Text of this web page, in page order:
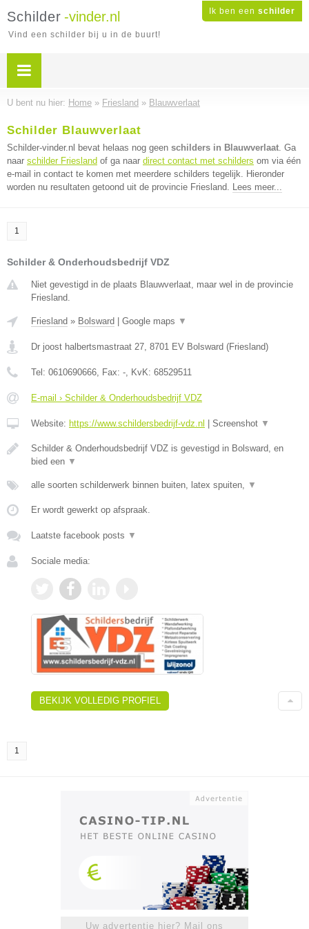
Ik ben een schilder
Schilder -vinder.nl
Vind een schilder bij u in de buurt!
U bent nu hier: Home » Friesland » Blauwverlaat
Schilder Blauwverlaat
Schilder-vinder.nl bevat helaas nog geen schilders in Blauwverlaat. Ga
naar schilder Friesland of ga naar direct contact met schilders om via één
e-mail in contact te komen met meerdere schilders tegelijk. Hieronder
worden nu resultaten getoond uit de provincie Friesland. Lees meer...
1
Schilder & Onderhoudsbedrijf VDZ
Niet gevestigd in de plaats Blauwverlaat, maar wel in de provincie
Friesland.
Friesland » Bolsward Google maps ▼
Dr joost halbertsmastraat 27, 8701 EV Bolsward (Friesland)
Tel: 0610690666, Fax: -, KvK: 68529511
E-mail › Schilder & Onderhoudsbedrijf VDZ
Website: https://www.schildersbedrijf-vdz.nl Screenshot ▼
Schilder & Onderhoudsbedrijf VDZ is gevestigd in Bolsward, en
bied een ▼
alle soorten schilderwerk binnen buiten, latex spuiten, ▼
Er wordt gewerkt op afspraak.
Laatste facebook posts ▼
Sociale media:
BEKIJK VOLLEDIG PROFIEL
1
Uw advertentie hier? Mail ons